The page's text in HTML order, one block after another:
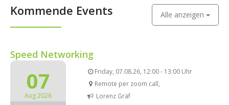
Kommende Events Alle anzeigen
Speed Networking
07
Aug 2026
Friday, 07.08.26, 12:00 - 13:00 Uhr
Remote per zoom call,
Lorenz Gräf